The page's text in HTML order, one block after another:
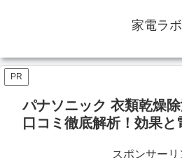
家電ラボ
PR
パナソニック 衣類乾燥
口コミ徹底解析！効果と
スポンサーリ